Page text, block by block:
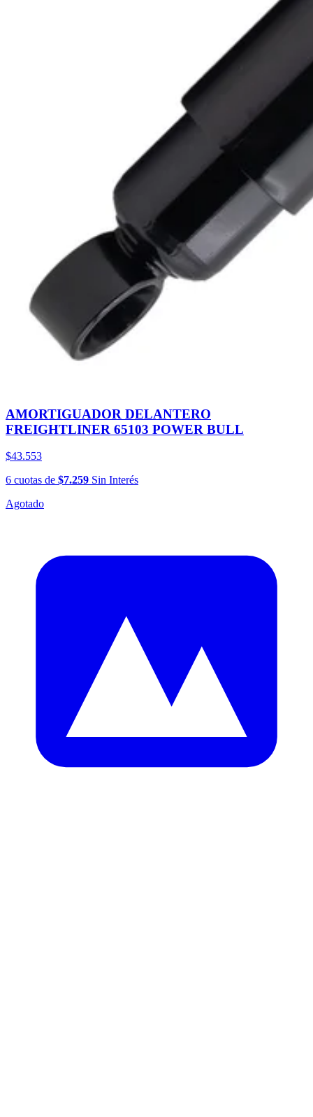
AMORTIGUADOR DELANTERO
FREIGHTLINER 65103 POWER BULL
$43.553
6 cuotas de $7.259 Sin Interés
Agotado